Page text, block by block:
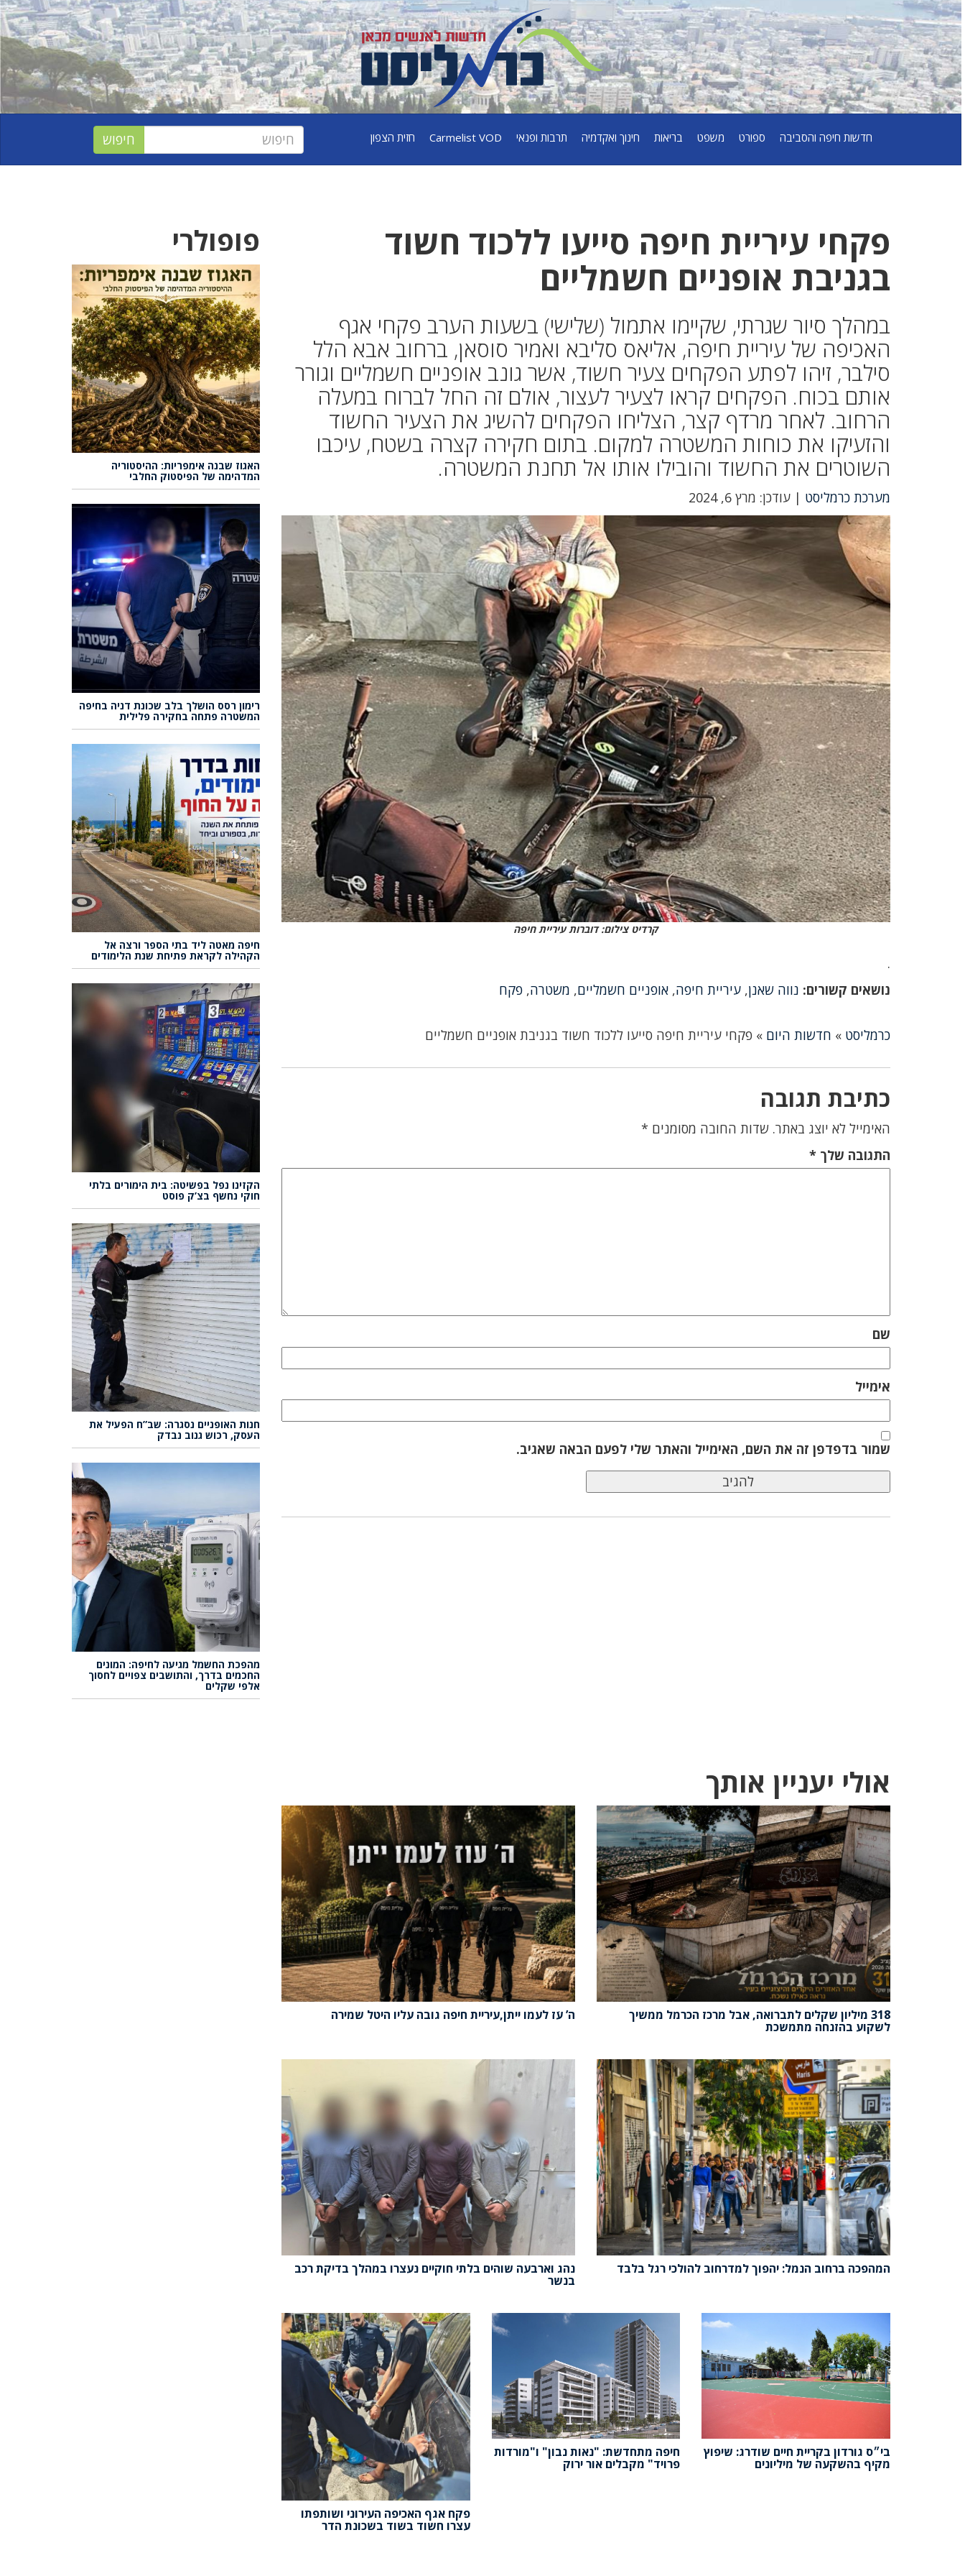
חדשות חיפה והסביבה ספורט משפט בריאות חינוך ואקדמיה תרבות ופנאי Carmelist VOD חזית הצפון
פקחי עיריית חיפה סייעו ללכוד חשוד
בגניבת אופניים חשמליים
במהלך סיור שגרתי, שקיימו אתמול (שלישי) בשעות הערב פקחי אגף
האכיפה של עיריית חיפה, אליאס סליבא ואמיר סוסאן, ברחוב אבא הלל
סילבר, זיהו לפתע הפקחים צעיר חשוד, אשר גונב אופניים חשמליים וגורר
אותם בכוח. הפקחים קראו לצעיר לעצור, אולם זה החל לברוח במעלה
הרחוב. לאחר מרדף קצר, הצליחו הפקחים להשיג את הצעיר החשוד
והזעיקו את כוחות המשטרה למקום. בתום חקירה קצרה בשטח, עיכבו
השוטרים את החשוד והובילו אותו אל תחנת המשטרה.
מערכת כרמליסט | עודכן: מרץ 6, 2024
קרדיט צילום: דוברות עיריית חיפה
.
נושאים קשורים: נווה שאנן,עיריית חיפה,אופניים חשמליים, משטרה,פקח
כרמליסט » חדשות היום »פקחי עיריית חיפה סייעו ללכוד חשוד בגניבת אופניים חשמליים
כתיבת תגובה
האימייל לא יוצג באתר. שדות החובה מסומנים *
התגובה שלך*
שם
אימייל
שמור בדפדפן זה את השם, האימייל והאתר שלי לפעם הבאה שאגיב.
פופולרי
האגוז שבנה אימפריות: ההיסטוריה
המדהימה של הפיסטוק החלבי
רימון רסס הושלך בלב שכונת דניה בחיפה
המשטרה פתחה בחקירה פלילית
חיפה מאטה ליד בתי הספר ורצה אל
הקהילה לקראת פתיחת שנת הלימודים
הקזינו נפל בפשיטה: בית הימורים בלתי
חוקי נחשף בצ’ק פוסט
חנות האופניים נסגרה: שב”ח הפעיל את
העסק, רכוש גנוב נבדק
מהפכת החשמל מגיעה לחיפה: המונים
החכמים בדרך, והתושבים צפויים לחסוך
אלפי שקלים
אולי יעניין אותך
318 מיליון שקלים לתברואה, אבל מרכז הכרמל ממשיך
לשקוע בהזנחה מתמשכת
ה’ עֹז לעמו ייתן,עיריית חיפה גובה עליו היטל שמירה
המהפכה ברחוב הנמל: יהפוך למדרחוב להולכי רגל בלבד נהג וארבעה שוהים בלתי חוקיים נעצרו במהלך בדיקת רכב
בנשר
בי״ס גורדון בקריית חיים שודרג: שיפוץ
מקיף בהשקעה של מיליונים
חיפה מתחדשת: "נאות נבון" ו"מורדות
פרויד" מקבלים אור ירוק
פקח אגף האכיפה העירוני ושותפתו
עצרו חשוד בשוד בשכונת הדר